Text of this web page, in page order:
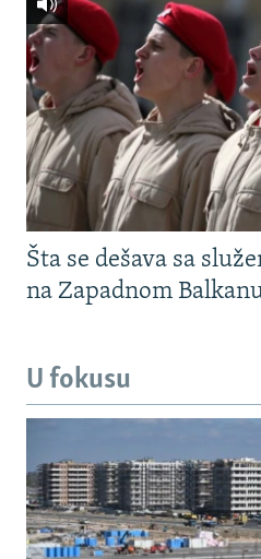
Šta se dešava sa
na Zapadnom
U fokusu